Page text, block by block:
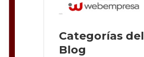
Categorías del
Blog